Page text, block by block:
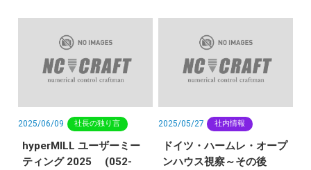
2025/06/09 社長の独り言
hyperMILL ユーザーミー
ティング 2025 (052-
2025/05/27 社内情報
ドイツ・ハームレ・オープ
ンハウス視察～その後